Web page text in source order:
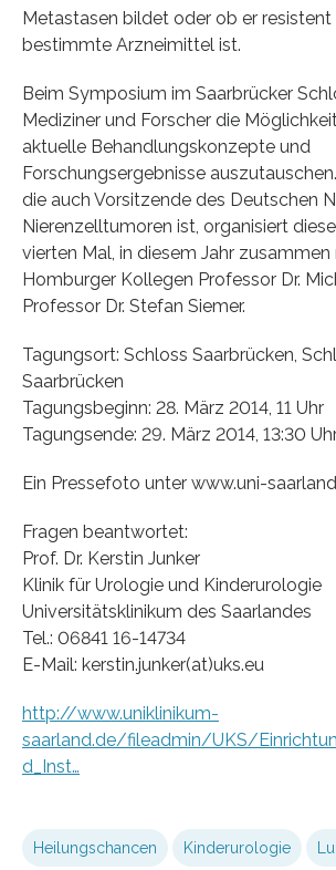
Metastasen bildet oder ob er resistent
bestimmte Arzneimittel ist.
Beim Symposium im Saarbrücker
Mediziner und Forscher die
aktuelle Behandlungskonzepte und
Forschungsergebnisse
die auch Vorsitzende des Deutschen
Nierenzelltumoren ist, organisiert
vierten Mal, in diesem Jahr zusammen
Homburger Kollegen Professor Dr.
Professor Dr. Stefan Siemer.
Tagungsort: Schloss Saarbrücken,
Saarbrücken
Tagungsbeginn: 28. März 2014, 11 Uhr
Tagungsende: 29. März 2014, 13:30
Ein Pressefoto unter www.uni-
Fragen beantwortet:
Prof. Dr. Kerstin Junker
Klinik für Urologie und Kinderurologie
Universitätsklinikum des Saarlandes
Tel.: 06841 16-14734
E-Mail: kerstin.junker(at)uks.eu
http://www.uniklinikum-
saarland.de/fileadmin/UKS/
d_Inst…
Heilungschancen Kinderurologie